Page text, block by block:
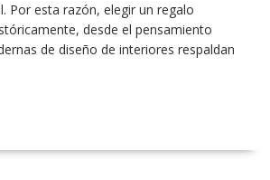
Por esta razón, elegir un regalo
desde el pensamiento
de diseño de interiores respaldan